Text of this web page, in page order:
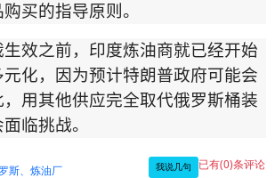
买的指导原则。
效之前，印度炼油商就已经开始
化，因为预计特朗普政府可能会
用其他供应完全取代俄罗斯桶装
临挑战。
斯、炼油厂 我说几句 已有(0)条评论